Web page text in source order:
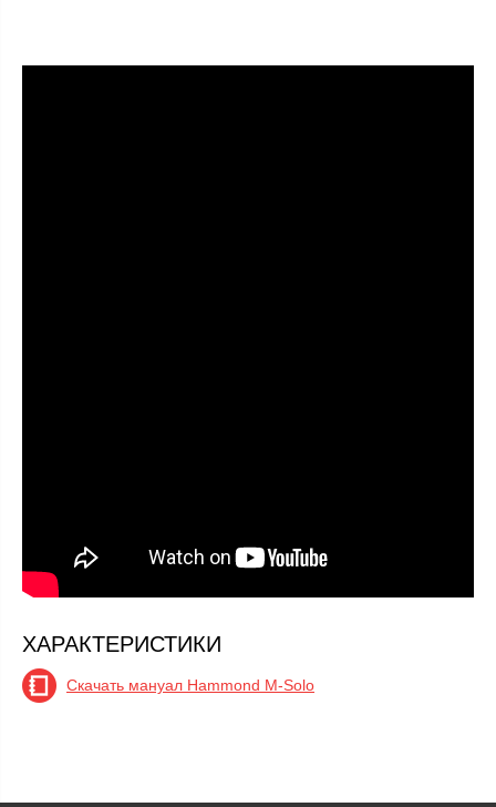
ХАРАКТЕРИСТИКИ
Скачать мануал Hammond M-Solo